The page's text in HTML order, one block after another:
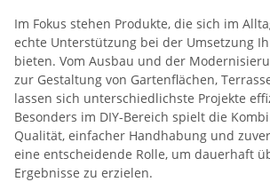
Im Fokus stehen Produkte, die sich im
echte Unterstützung bei der Umsetzung
bieten. Vom Ausbau und der
zur Gestaltung von Gartenflächen,
lassen sich unterschiedlichste Projekte
Besonders im DIY-Bereich spielt die
Qualität, einfacher Handhabung und
eine entscheidende Rolle, um dauerhaft
Ergebnisse zu erzielen.